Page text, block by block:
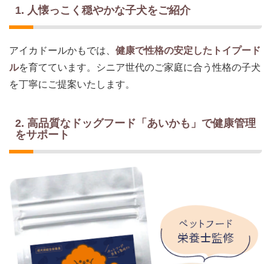
1. 人懐っこく穏やかな子犬をご紹介
アイカドールかもでは、 健康で性格の安定したトイプード
ルを育てています。シニア世代のご家庭に合う性格の子犬
を丁寧にご提案いたします。
2. 高品質なドッグフード「あいかも」で健康管理
をサポート